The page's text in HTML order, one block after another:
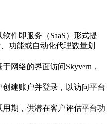
软件即服务（SaaS）形式提
功能或自动化代理数量划
网络的界面访问Skyvern，
创建账户并登录，以访问平台
用期，供潜在客户评估平台功